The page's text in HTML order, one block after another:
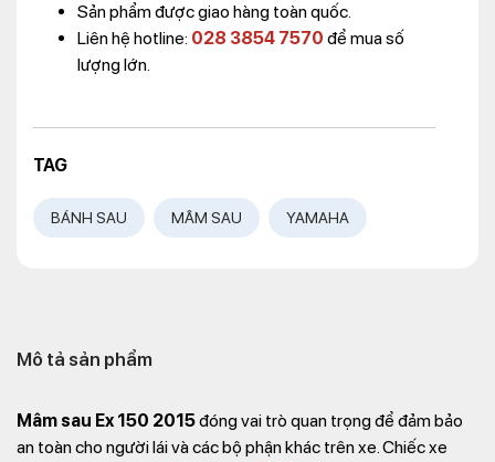
Sản phẩm được giao hàng toàn quốc.
Liên hệ hotline: 028 3854 7570 để mua số
lượng lớn.
TAG
BÁNH SAU MÂM SAU YAMAHA
Mô tả sản phẩm
Mâm sau Ex 150 2015đóng vai trò quan trọng để đảm bảo
an toàn cho người lái và các bộ phận khác trên xe. Chiếc xe